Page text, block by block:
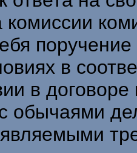
комиссии
в
в
обычаями